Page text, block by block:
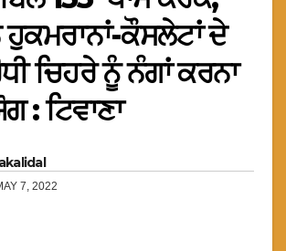
ਕੌਸਲੇਟਾਂ ਦੇ
ਚਿਹਰੇ ਨੂੰ ਨੰਗਾਂ ਕਰਨਾ
: ਟਿਵਾਣਾ
akalidal
7, 2022